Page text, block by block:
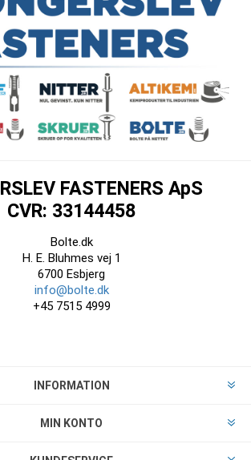
FASTENERS ApS
CVR: 33144458
Bolte.dk
H. E. Bluhmes vej 1
6700 Esbjerg
info@bolte.dk
+45 7515 4999
INFORMATION
MIN KONTO